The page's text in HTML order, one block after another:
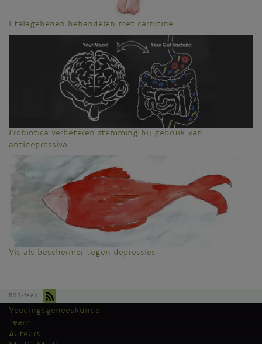
Etalagebenen behandelen met carnitine
Probiotica verbeteren stemming bij gebruik van
antidepressiva
Vis als beschermer tegen depressies
RSS-feed
Kantoormenu
Voedingsgeneeskunde
Team
Auteurs